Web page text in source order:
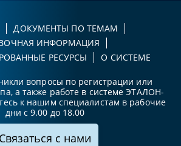
ДОКУМЕНТЫ ПО ТЕМАМ
ИНФОРМАЦИЯ
РЕСУРСЫ
О СИСТЕМЕ
вопросы по регистрации или
а также работе в системе ЭТАЛОН-
к нашим специалистам в рабочие
дни с 9.00 до 18.00
Связаться с нами